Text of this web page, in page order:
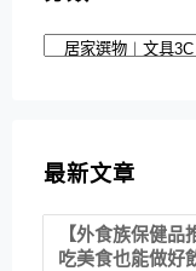
最新文章
【外食族保健
吃美食也能做好